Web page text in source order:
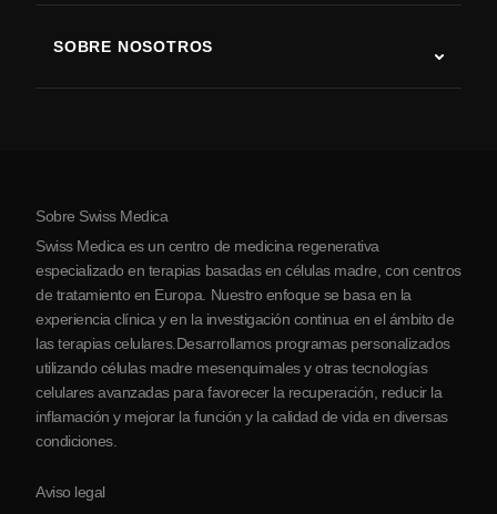
Enfermedad de Parkinson
Artritis
SOBRE NOSOTROS
Sobre Serbia
Colaboraciones
Sobre Swiss Medica
Swiss Medica es un centro de medicina regenerativa
especializado en terapias basadas en células madre, con centros
de tratamiento en Europa. Nuestro enfoque se basa en la
experiencia clínica y en la investigación continua en el ámbito de
las terapias celulares.Desarrollamos programas personalizados
utilizando células madre mesenquimales y otras tecnologías
celulares avanzadas para favorecer la recuperación, reducir la
inflamación y mejorar la función y la calidad de vida en diversas
condiciones.
Aviso legal